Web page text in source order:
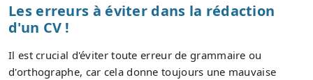
Les erreurs à éviter dans la rédaction
d'un CV !
Il est crucial d'éviter toute erreur de grammaire ou
d'orthographe, car cela donne toujours une mauvaise